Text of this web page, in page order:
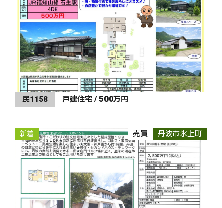
民1158 戸建住宅 / 500万円
新着 売買 丹波市氷上町